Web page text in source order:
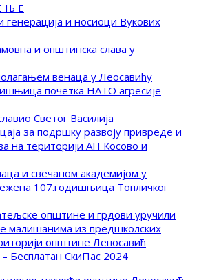
Њ Е
генерација и носиоци Вукових
и општинска слава у
венаца у Леосавићу
почетка НАТО агресије
Светог Василија
за подршку развоју привреде и
на територији АП Косово и
и свечаном академијом у
107.годишњица Топличког
општине и грдови уручили
малишанима из предшколских
општине Лепосавић
СкиПас 2024